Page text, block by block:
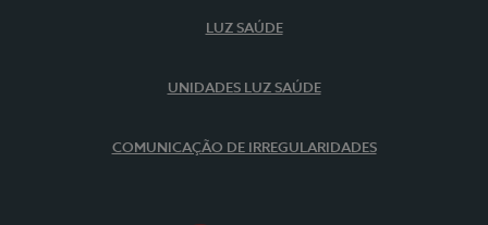
LUZ SAÚDE
UNIDADES LUZ SAÚDE
COMUNICAÇÃO DE IRREGULARIDADES